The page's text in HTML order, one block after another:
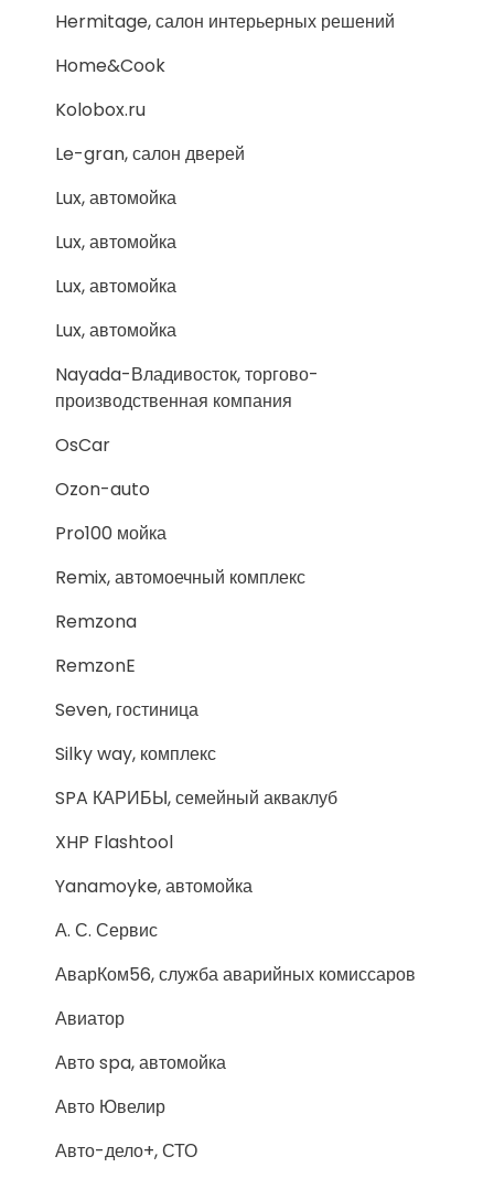
Hermitage, салон интерьерных решений
Home&Cook
Kolobox.ru
Le-gran, салон дверей
Lux, автомойка
Lux, автомойка
Lux, автомойка
Lux, автомойка
Nayada-Владивосток, торгово-
производственная компания
OsCar
Ozon-auto
Pro100 мойка
Remix, автомоечный комплекс
Remzona
RemzonE
Seven, гостиница
Silky way, комплекс
SPA КАРИБЫ, семейный акваклуб
XHP Flashtool
Yanamoyke, автомойка
А. С. Сервис
АварКом56, служба аварийных комиссаров
Авиатор
Авто spa, автомойка
Авто Ювелир
Авто-дело+, СТО